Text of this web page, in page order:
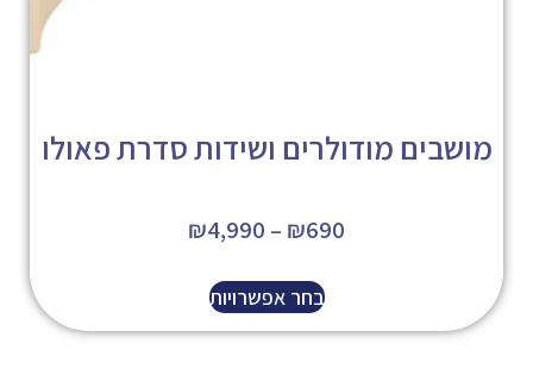
מושבים מודולרים ושידות סדרת פאולו
₪690
–
₪4,990
בחר אפשרויות